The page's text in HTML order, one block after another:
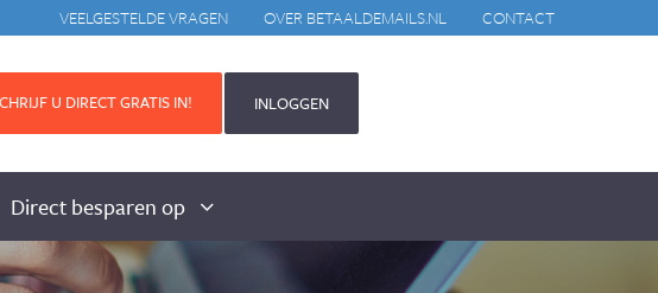
CONTACT
OVER BETAALDEMAILS.NL
VEELGESTELDE VRAGEN
U DIRECT GRATIS IN! INLOGGEN
Direct besparen op